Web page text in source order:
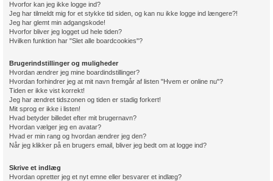
Hvorfor kan jeg ikke logge ind?
Jeg har tilmeldt mig for et stykke tid siden, og kan nu ikke logge ind længere?!
Jeg har glemt min adgangskode!
Hvorfor bliver jeg logget ud hele tiden?
Hvilken funktion har "Slet alle boardcookies"?
Brugerindstillinger og muligheder
Hvordan ændrer jeg mine boardindstillinger?
Hvordan forhindrer jeg at mit navn fremgår af listen "Hvem er online nu"?
Tiden er ikke vist korrekt!
Jeg har ændret tidszonen og tiden er stadig forkert!
Mit sprog er ikke i listen!
Hvad betyder billedet efter mit brugernavn?
Hvordan vælger jeg en avatar?
Hvad er min rang og hvordan ændrer jeg den?
Når jeg klikker på en brugers email, bliver jeg bedt om at logge ind?
Skrive et indlæg
Hvordan opretter jeg et nyt emne eller besvarer et indlæg?